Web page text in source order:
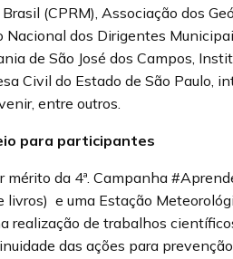
(CPRM), Associação dos
Nacional dos Dirigentes
de São José dos Campos,
Civil do Estado de São Paulo,
entre outros.
para participantes
mérito da 4ª. Campanha
livros) e uma Estação
realização de trabalhos
das ações para